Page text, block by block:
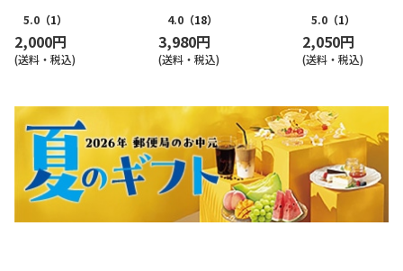
5.0 （1）
2,000円
(送料・税込)
4.0 （18）
3,980円
(送料・税込)
5.0 （1）
2,050円
(送料・税込)